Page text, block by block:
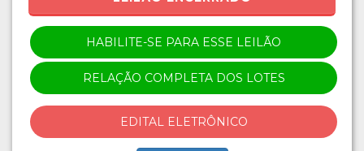
HABILITE-SE PARA ESSE LEILÃO
RELAÇÃO COMPLETA DOS LOTES
EDITAL ELETRÔNICO